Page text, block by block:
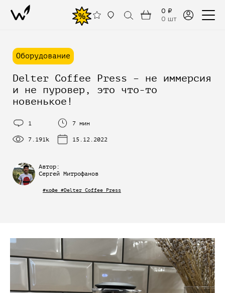
%
0 ₽
0 шт
Оборудование
Delter Coffee Press – не иммерсия
и не пуровер, это что-то
новенькое!
1
7.191k
7 мин
15.12.2022
Автор:
Сергей Митрофанов
#кофе #Delter Coffee Press